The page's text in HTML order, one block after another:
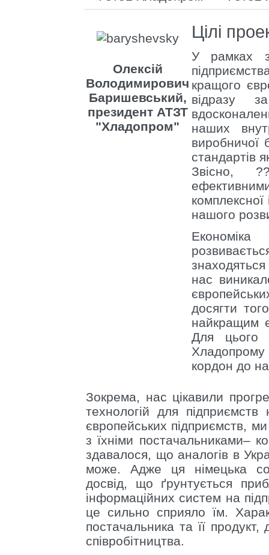
Олексій
Володимирович
Баришевський,
президент АТЗТ
"Хладопром"
Цілі
У рамках
кращого
відразу
наших
виробничої
стандартів
Звісно,
комплексної
нашого
нас
досягти
найкращим
Для цього
кордон до
Зокрема, нас цікавили
технологій для
європейських підприємств,
з їхніми постачальниками–
здавалося, що аналогів в
може. Адже ця німецька
досвід, що ґрунтується
інформаційних систем на
це сильно сприяло їм.
постачальника та її продукт,
співробітництва.